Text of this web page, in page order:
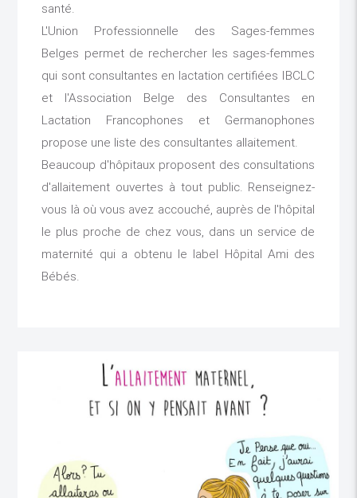
santé.
L'Union Professionnelle des Sages-femmes
Belges permet de rechercher les sages-femmes
qui sont consultantes en lactation certifiées IBCLC
et l'Association Belge des Consultantes en
Lactation Francophones et Germanophones
propose une liste des consultantes allaitement.
Beaucoup d'hôpitaux proposent des consultations
d'allaitement ouvertes à tout public. Renseignez-
vous là où vous avez accouché, auprès de l'hôpital
le plus proche de chez vous, dans un service de
maternité qui a obtenu le label Hôpital Ami des
Bébés.